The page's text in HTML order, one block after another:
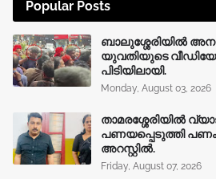
Popular Posts
ബാലുശ്ശേരിയിൽ
യുവതിയുടെ
പിടിയിലായി.
Monday, August 03, 2026
താമരശ്ശേരിയിൽ
പണയപ്പെടുത്തി പണം
അറസ്റ്റിൽ.
Friday, August 07, 2026